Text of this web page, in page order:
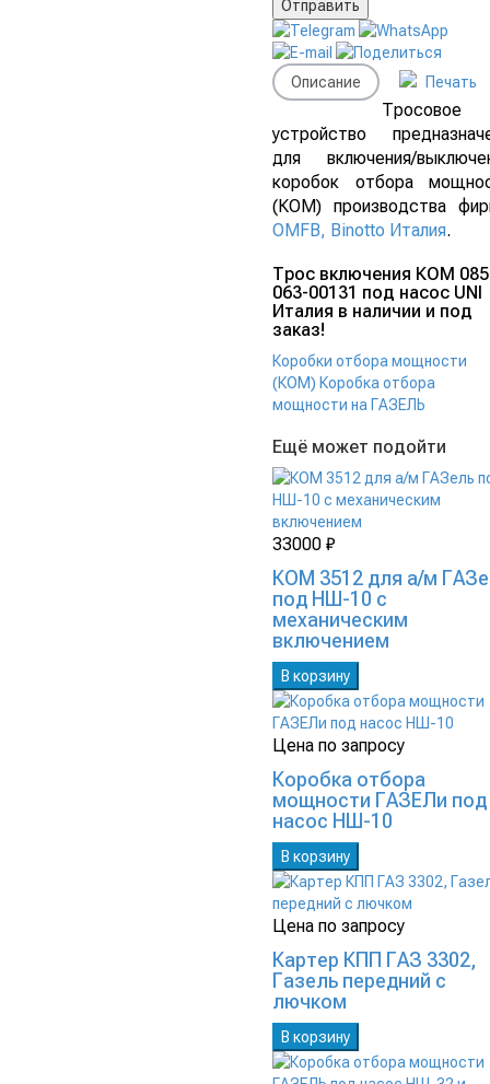
Описание Печать
Тросовое
устройство
для включения/
коробок отбора
(КОМ) производства
OMFB, Binotto Италия.
Трос включения КОМ
063-00131 под насос UNI
Италия в наличии и под
заказ!
Коробки отбора мощности
(КОМ) Коробка отбора
мощности на ГАЗЕЛЬ
Ещё может подойти
33000 ₽
КОМ 3512 для а/м
под НШ-10 с
механическим
включением
В корзину
Цена по запросу
Коробка отбора
мощности ГАЗЕЛи под
насос НШ-10
В корзину
Цена по запросу
Картер КПП ГАЗ 3302,
Газель передний с
лючком
В корзину